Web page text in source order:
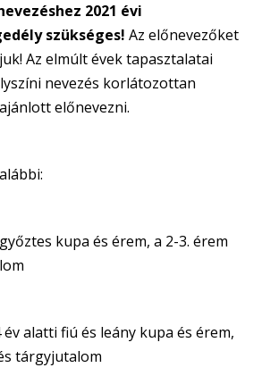
2021 évi
szükséges! Az előnevezőket
Az elmúlt évek tapasztalatai
nevezés korlátozottan
előnevezni.
kupa és érem, a 2-3. érem
alatti fiú és leány kupa és érem,
tárgyjutalom